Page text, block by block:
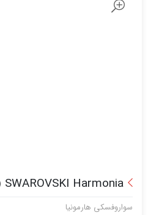
SWAROVSKI Harmonia (دکانت 5 میل)
سواروفسکی هارمونیا